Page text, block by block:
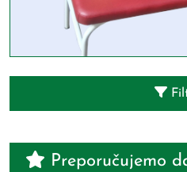
Preporučujemo